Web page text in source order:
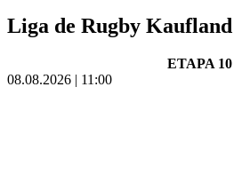
Liga de Rugby Kaufland
ETAPA 10
08.08.2026 | 11:00